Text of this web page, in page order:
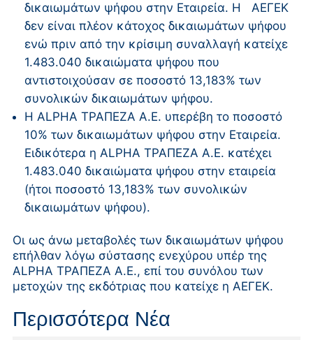
δικαιωμάτων ψήφου στην Εταιρεία. Η ΑΕΓΕΚ
δεν είναι πλέον κάτοχος δικαιωμάτων ψήφου
ενώ πριν από την κρίσιμη συναλλαγή κατείχε
1.483.040 δικαιώματα ψήφου που
αντιστοιχούσαν σε ποσοστό 13,183% των
συνολικών δικαιωμάτων ψήφου.
Η ALPHA ΤΡΑΠΕΖΑ Α.Ε. υπερέβη το ποσοστό
10% των δικαιωμάτων ψήφου στην Εταιρεία.
Ειδικότερα η ALPHA ΤΡΑΠΕΖΑ Α.Ε. κατέχει
1.483.040 δικαιώματα ψήφου στην εταιρεία
(ήτοι ποσοστό 13,183% των συνολικών
δικαιωμάτων ψήφου).
Οι ως άνω μεταβολές των δικαιωμάτων ψήφου
επήλθαν λόγω σύστασης ενεχύρου υπέρ της
ALPHA ΤΡΑΠΕΖΑ Α.Ε., επί του συνόλου των
μετοχών της εκδότριας που κατείχε η ΑΕΓΕΚ.
Περισσότερα Νέα